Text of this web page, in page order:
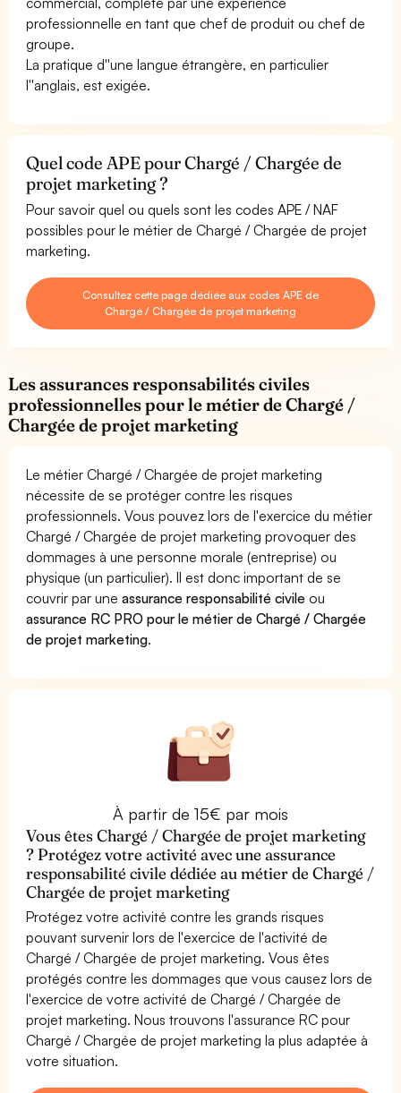
professionnelle en tant que chef de produit ou chef de
groupe.
La pratique d''une langue étrangère, en particulier
l''anglais, est exigée.
Quel code APE pour Chargé / Chargée de
projet marketing ?
Pour savoir quel ou quels sont les codes APE / NAF
possibles pour le métier de Chargé / Chargée de projet
marketing.
Consultez cette page dédiée aux codes APE de
Chargé / Chargée de projet marketing
Les assurances responsabilités civiles
professionnelles pour le métier de Chargé /
Chargée de projet marketing
Le métier Chargé / Chargée de projet marketing
nécessite de se protéger contre les risques
professionnels. Vous pouvez lors de l'exercice du métier
Chargé / Chargée de projet marketing provoquer des
dommages à une personne morale (entreprise) ou
physique (un particulier). Il est donc important de se
couvrir par uneassurance responsabilité civile ou
assurance RC PRO pour le métier de Chargé / Chargée
de projet marketing.
À partir de 15€ par mois
Vous êtes Chargé / Chargée de projet marketing
? Protégez votre activité avec une assurance
responsabilité civile dédiée au métier de Chargé /
Chargée de projet marketing
Protégez votre activité contre les grands risques
pouvant survenir lors de l'exercice de l'activité de
Chargé / Chargée de projet marketing. Vous êtes
protégés contre les dommages que vous causez lors de
l'exercice de votre activité de Chargé / Chargée de
projet marketing. Nous trouvons l'assurance RC pour
Chargé / Chargée de projet marketing la plus adaptée à
votre situation.